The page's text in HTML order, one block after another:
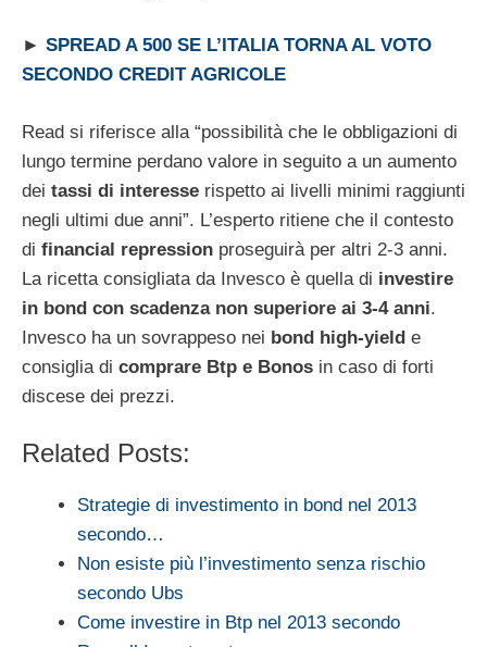
► SPREAD A 500 SE L’ITALIA TORNA AL VOTO
SECONDO CREDIT AGRICOLE
Read si riferisce alla “possibilità che le obbligazioni di
lungo termine perdano valore in seguito a un aumento
dei tassi di interesse rispetto ai livelli minimi raggiunti
negli ultimi due anni”. L’esperto ritiene che il contesto
di financial repression proseguirà per altri 2-3 anni.
La ricetta consigliata da Invesco è quella di investire
in bond con scadenza non superiore ai 3-4 anni.
Invesco ha un sovrappeso nei bond high-yield e
consiglia di comprare Btp e Bonos in caso di forti
discese dei prezzi.
Related Posts:
Strategie di investimento in bond nel 2013
secondo…
Non esiste più l’investimento senza rischio
secondo Ubs
Come investire in Btp nel 2013 secondo